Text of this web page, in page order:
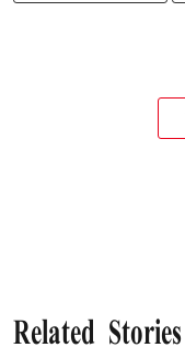
Related Stories